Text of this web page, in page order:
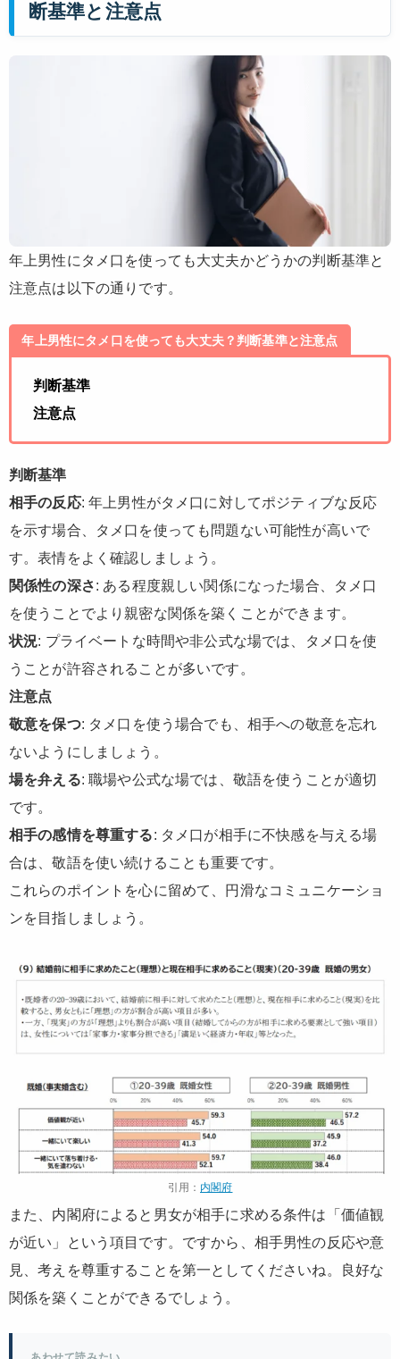
断基準と注意点
年上男性にタメ口を使っても大丈夫かどうかの判断基準と
注意点は以下の通りです。
年上男性にタメ口を使っても大丈夫？判断基準と注意点
判断基準
注意点
判断基準
相手の反応: 年上男性がタメ口に対してポジティブな反応
を示す場合、タメ口を使っても問題ない可能性が高いで
す。表情をよく確認しましょう。
関係性の深さ: ある程度親しい関係になった場合、タメ口
を使うことでより親密な関係を築くことができます。
状況: プライベートな時間や非公式な場では、タメ口を使
うことが許容されることが多いです。
注意点
敬意を保つ: タメ口を使う場合でも、相手への敬意を忘れ
ないようにしましょう。
場を弁える: 職場や公式な場では、敬語を使うことが適切
です。
相手の感情を尊重する: タメ口が相手に不快感を与える場
合は、敬語を使い続けることも重要です。
これらのポイントを心に留めて、円滑なコミュニケーショ
ンを目指しましょう。
引用： 内閣府
また、内閣府によると男女が相手に求める条件は「価値観
が近い」という項目です。ですから、相手男性の反応や意
見、考えを尊重することを第一としてくださいね。良好な
関係を築くことができるでしょう。